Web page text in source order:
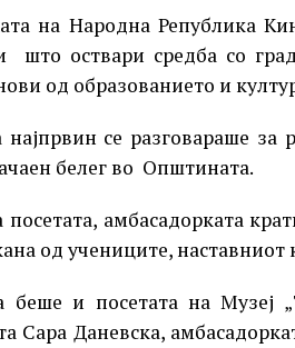
на Народна Република
што оствари средба со
од образованието и
најпрвин се разговараше
белег во Општината.
амбасадорката
од учениците,
беше и посетата на Музеј
Сара Даневска,